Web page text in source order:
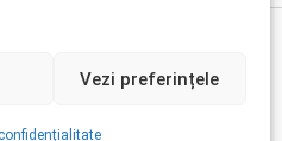
Vezi preferințele
InstagramYouTube